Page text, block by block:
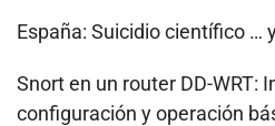
España: Suicidio científico …
Snort en un router DD-WRT:
configuración y operación